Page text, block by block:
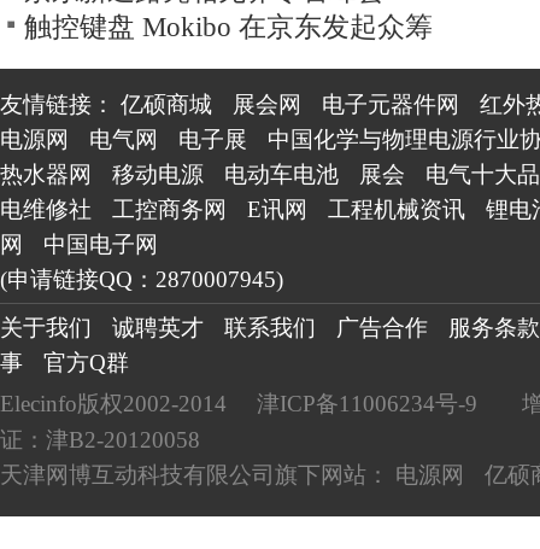
触控键盘 Mokibo 在京东发起众筹
友情链接： 亿硕商城 展会网 电子元器件网
红外
电源网
电气网 电子展
中国化学与物理电源行业
热水器网
移动电源 电动车电池 展会
电气十大
电维修社
工控商务网 E讯网 工程机械资讯
锂电
网
中国电子网
(申请链接QQ：2870007945)
关于我们
诚聘英才 联系我们 广告合作
服务条款
事
官方Q群
Elecinfo版权2002-2014
津ICP备11006234号-9
证：津B2-20120058
天津网博互动科技有限公司旗下网站： 电源网 亿硕